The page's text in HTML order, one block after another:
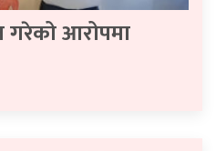
गरेको आरोपमा